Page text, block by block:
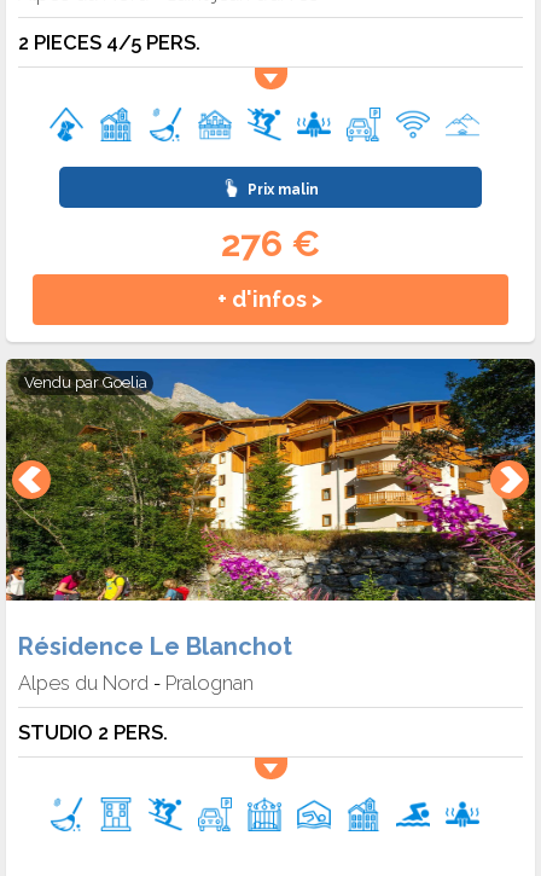
2 PIECES 4/5 PERS.
Prix malin
276 €
+ d'infos >
Vendu parGoelia
Résidence Le Blanchot
Alpes du Nord - Pralognan
STUDIO 2 PERS.